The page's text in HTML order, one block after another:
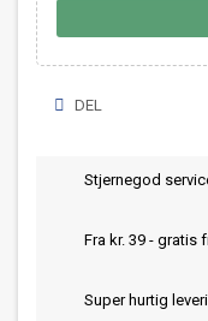
DEL
Stjernegod
Fra kr. 39 - gratis
Super hurtig